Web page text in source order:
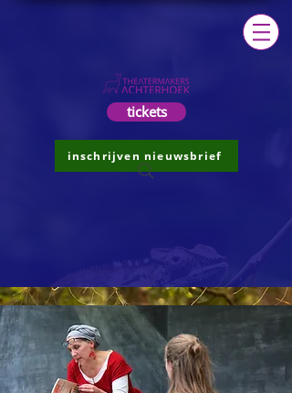
tickets
inschrijven nieuwsbrief